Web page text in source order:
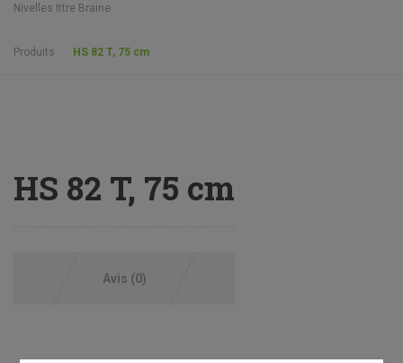
Nivelles Ittre Braine
Produits HS 82 T, 75 cm
HS 82 T, 75 cm
Avis (0)